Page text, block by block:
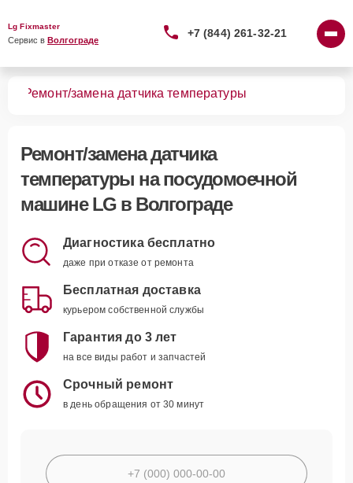
Lg Fixmaster
Сервис в Волгограде
+7 (844) 261-32-21
Ремонт/замена датчика температуры
Ремонт/замена датчика
температуры на посудомоечной
машине LG в Волгограде
Диагностика бесплатно
даже при отказе от ремонта
Бесплатная доставка
курьером собственной службы
Гарантия до 3 лет
на все виды работ и запчастей
Срочный ремонт
в день обращения от 30 минут